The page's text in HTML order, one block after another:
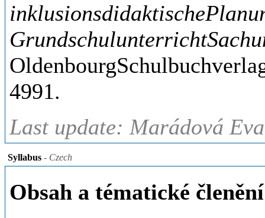
4991.
Last update: Marádová
Syllabus - Czech
Obsah a tématické